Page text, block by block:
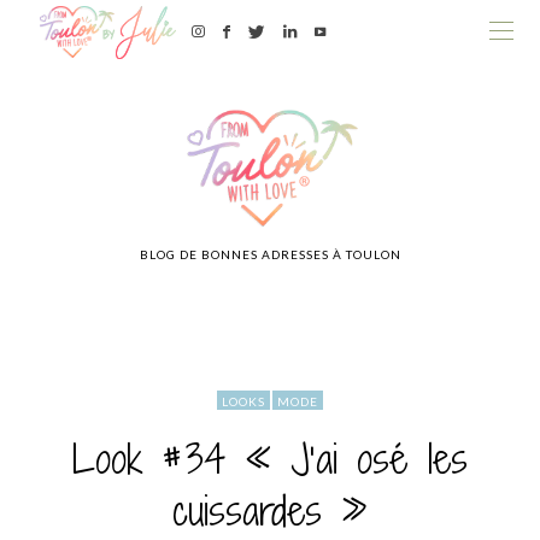
BLOG DE BONNES ADRESSES À TOULON
LOOKS MODE
Look #34 « J’ai osé les
cuissardes »